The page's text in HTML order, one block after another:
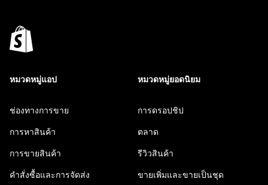
หมวดหมู่แอป
ช่องทางการขาย
การหาสินค้า
การขายสินค้า
คำสั่งซื้อและการจัดส่ง
หมวดหมู่ยอดนิยม
การดรอปชิป
ตลาด
รีวิวสินค้า
ขายเพิ่มและขายเป็นชุด